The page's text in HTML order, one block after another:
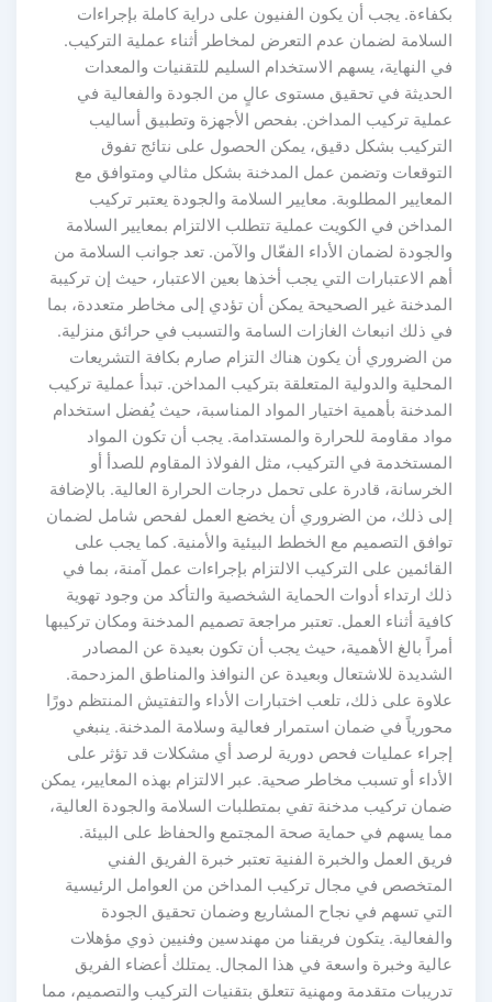
يجب أن يكون الفنيون على دراية كاملة بإجراءات
لضمان عدم التعرض لمخاطر أثناء عملية التركيب.
النهاية، يسهم الاستخدام السليم للتقنيات والمعدات
في تحقيق مستوى عالٍ من الجودة والفعالية في
تركيب المداخن. بفحص الأجهزة وتطبيق أساليب
بشكل دقيق، يمكن الحصول على نتائج تفوق
وتضمن عمل المدخنة بشكل مثالي ومتوافق مع
المطلوبة. معايير السلامة والجودة يعتبر تركيب
في الكويت عملية تتطلب الالتزام بمعايير السلامة
لضمان الأداء الفعّال والآمن. تعد جوانب السلامة من
الاعتبارات التي يجب أخذها بعين الاعتبار، حيث إن تركيبة
غير الصحيحة يمكن أن تؤدي إلى مخاطر متعددة، بما
ذلك انبعاث الغازات السامة والتسبب في حرائق منزلية.
الضروري أن يكون هناك التزام صارم بكافة التشريعات
والدولية المتعلقة بتركيب المداخن. تبدأ عملية تركيب
بأهمية اختيار المواد المناسبة، حيث يُفضل استخدام
مقاومة للحرارة والمستدامة. يجب أن تكون المواد
في التركيب، مثل الفولاذ المقاوم للصدأ أو
قادرة على تحمل درجات الحرارة العالية. بالإضافة
ذلك، من الضروري أن يخضع العمل لفحص شامل لضمان
التصميم مع الخطط البيئية والأمنية. كما يجب على
على التركيب الالتزام بإجراءات عمل آمنة، بما في
ارتداء أدوات الحماية الشخصية والتأكد من وجود تهوية
أثناء العمل. تعتبر مراجعة تصميم المدخنة ومكان تركيبها
بالغ الأهمية، حيث يجب أن تكون بعيدة عن المصادر
للاشتعال وبعيدة عن النوافذ والمناطق المزدحمة.
على ذلك، تلعب اختبارات الأداء والتفتيش المنتظم دورًا
في ضمان استمرار فعالية وسلامة المدخنة. ينبغي
عمليات فحص دورية لرصد أي مشكلات قد تؤثر على
أو تسبب مخاطر صحية. عبر الالتزام بهذه المعايير، يمكن
تركيب مدخنة تفي بمتطلبات السلامة والجودة العالية،
يسهم في حماية صحة المجتمع والحفاظ على البيئة.
العمل والخبرة الفنية تعتبر خبرة الفريق الفني
في مجال تركيب المداخن من العوامل الرئيسية
تسهم في نجاح المشاريع وضمان تحقيق الجودة
يتكون فريقنا من مهندسين وفنيين ذوي مؤهلات
وخبرة واسعة في هذا المجال. يمتلك أعضاء الفريق
متقدمة ومهنية تتعلق بتقنيات التركيب والتصميم، مما